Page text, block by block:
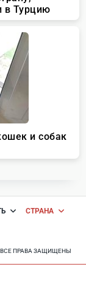
СТРАНА
ВСЕ ПРАВА ЗАЩИЩЕНЫ